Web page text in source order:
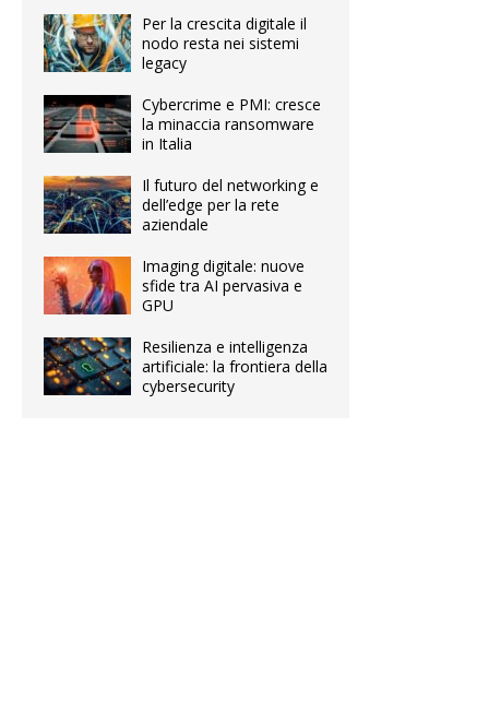
Per la crescita digitale il
nodo resta nei sistemi
legacy
Cybercrime e PMI: cresce
la minaccia ransomware
in Italia
Il futuro del networking e
dell’edge per la rete
aziendale
Imaging digitale: nuove
sfide tra AI pervasiva e
GPU
Resilienza e intelligenza
artificiale: la frontiera della
cybersecurity